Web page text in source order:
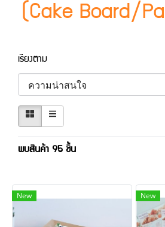
(Cake Board/
เรียงตาม
พบสินค้า 95 ชิ้น
New New